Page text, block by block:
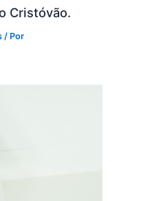
Cristóvão.
/ Por